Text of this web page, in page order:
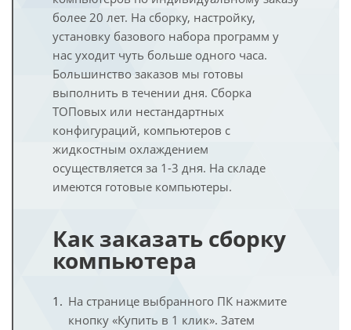
более 20 лет. На сборку, настройку,
установку базового набора программ у
нас уходит чуть больше одного часа.
Большинство заказов мы готовы
выполнить в течении дня. Сборка
ТОПовых или нестандартных
конфигураций, компьютеров с
жидкостным охлаждением
осуществляется за 1-3 дня. На складе
имеются готовые компьютеры.
Как заказать сборку
компьютера
На странице выбранного ПК нажмите
кнопку «Купить в 1 клик». Затем